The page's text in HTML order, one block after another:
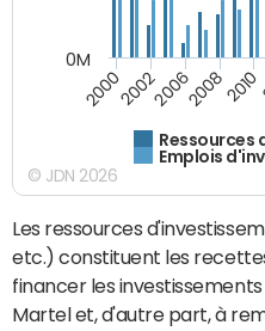
Ressources
Emplois
20002002200620082010
0M
© JDN 2026
Les ressources
etc.) constituent les
financer les
Martel et, d'autre part, à